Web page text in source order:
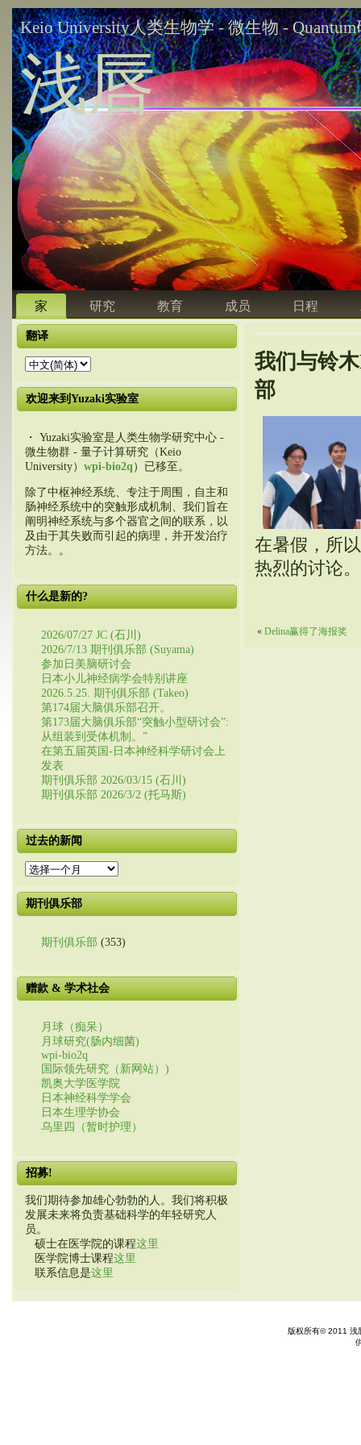
Keio University人类生物学 - 微生物 -
浅唇
家 研究 教育 成员 日程
翻译
欢迎来到Yuzaki实验室
・ Yuzaki实验室是人类生物学研究中心 -
微生物群 - 量子计算研究（Keio
University） wpi-bio2q ）已移至。
除了中枢神经系统、专注于周围，自主和
肠神经系统中的突触形成机制、我们旨在
阐明神经系统与多个器官之间的联系，以
及由于其失败而引起的病理，并开发治疗
方法。。
什么是新的?
2026/07/27 JC (石川)
2026/7/13 期刊俱乐部 (Suyama)
参加日美脑研讨会
日本小儿神经病学会特别讲座
2026.5.25. 期刊俱乐部 (Takeo)
第174届大脑俱乐部召开。
第173届大脑俱乐部“突触小型研讨会”:
从组装到受体机制。”
在第五届英国-日本神经科学研讨会上
发表
期刊俱乐部 2026/03/15 (石川)
期刊俱乐部 2026/3/2 (托马斯)
过去的新闻
过
的
新
期刊俱乐部
期刊俱乐部 (353)
赠款 & 学术社会
月球（痴呆）
月球研究(肠内细菌)
wpi-bio2q
国际领先研究（新网站）)
凯奥大学医学院
日本神经科学学会
日本生理学协会
乌里四（暂时护理）
招募!
我们期待参加雄心勃勃的人。我们将积极
发展未来将负责基础科学的年轻研究人
员。
硕士在医学院的课程这里
医学院博士课程这里
联系信息是这里
我们与铃
部
在暑假，所
热烈的讨论
« Delina赢得了海报奖
版权所有© 2011 浅